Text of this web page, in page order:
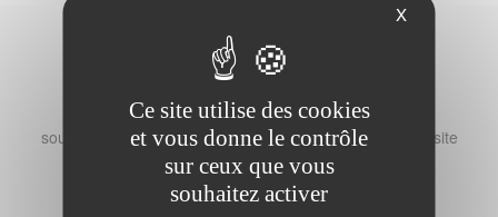
Pas encore vos codes
d'accès ?
Vous êtes déjà client chez DESLANDES SAS et vous
souhaitez pouvoir passer commande en ligne sur notre site
web ?
Demander mes codes d'accès
X
Ce site utilise des cookies
et vous donne le contrôle
sur ceux que vous
souhaitez activer